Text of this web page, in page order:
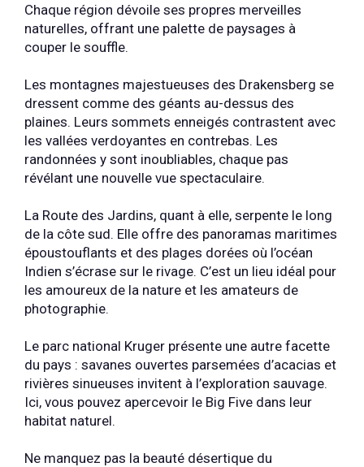
Chaque région dévoile ses propres merveilles
naturelles, offrant une palette de paysages à
couper le souffle.
Les montagnes majestueuses des Drakensberg se
dressent comme des géants au-dessus des
plaines. Leurs sommets enneigés contrastent avec
les vallées verdoyantes en contrebas. Les
randonnées y sont inoubliables, chaque pas
révélant une nouvelle vue spectaculaire.
La Route des Jardins, quant à elle, serpente le long
de la côte sud. Elle offre des panoramas maritimes
époustouflants et des plages dorées où l’océan
Indien s’écrase sur le rivage. C’est un lieu idéal pour
les amoureux de la nature et les amateurs de
photographie.
Le parc national Kruger présente une autre facette
du pays : savanes ouvertes parsemées d’acacias et
rivières sinueuses invitent à l’exploration sauvage.
Ici, vous pouvez apercevoir le Big Five dans leur
habitat naturel.
Ne manquez pas la beauté désertique du